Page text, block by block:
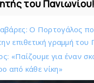
του Πανιωνίου!
O Πορτογάλος
επιθετική γραμμή του
«Παίζουμε για έναν
από κάθε νίκη»